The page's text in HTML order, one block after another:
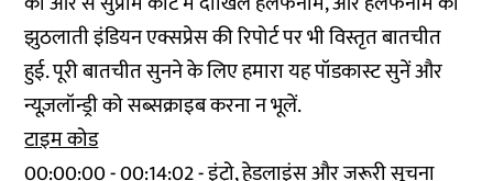
झुठलाती इंडियन एक्सप्रेस की रिपोर्ट पर भी विस्तृत बातचीत
हुई. पूरी बातचीत सुनने के लिए हमारा यह पॉडकास्ट सुनें और
न्यूज़लॉन्ड्री को सब्सक्राइब करना न भूलें.
टाइम कोड
00:00:00 - 00:14:02 - इंट्रो, हेडलाइंस और जरूरी सूचना